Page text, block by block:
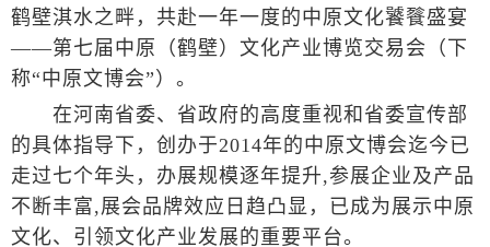
鹤壁淇水之畔，共赴一年一度的中原文化饕餮盛宴
——第七届中原（鹤壁）文化产业博览交易会（下
称“中原文博会”）。
在河南省委、省政府的高度重视和省委宣传部
的具体指导下，创办于2014年的中原文博会迄今已
走过七个年头，办展规模逐年提升,参展企业及产品
不断丰富,展会品牌效应日趋凸显，已成为展示中原
文化、引领文化产业发展的重要平台。